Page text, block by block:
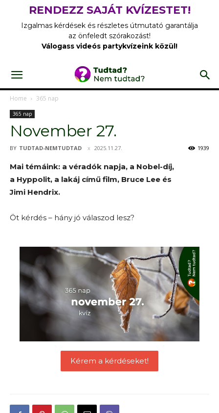
RENDEZZ SAJÁT KVÍZESTET!
Izgalmas kérdések és részletes útmutató garantálja
az önfeledt szórakozást!
Válogass videós partykvízeink közül!
Home 365 nap
365 nap
November 27.
BY TUDTAD-NEMTUDTAD 2025.11.27. 1939
Mai témáink: a véradók napja, a Nobel-díj,
a Hyppolit, a lakáj című film, Bruce Lee és
Jimi Hendrix.
Öt kérdés – hány jó válaszod lesz?
Kérem a kérdéseket!